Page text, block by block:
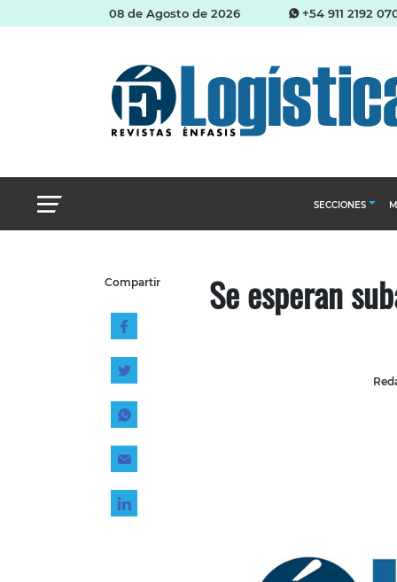
08 de Agosto de 2026 +54 911 2192
SECCIONES
Almacenes e
Management
Compartir Se esperan